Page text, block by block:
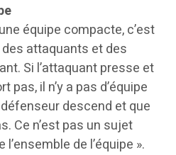
équipe compacte, c’est
attaquants et des
Si l’attaquant presse et
pas, il n’y a pas d’équipe
descend et que
Ce n’est pas un sujet
de l’équipe ».